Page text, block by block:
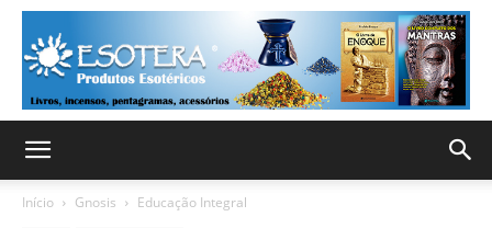
Início Gnosis Educação Integral